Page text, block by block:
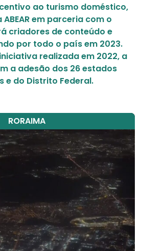
ao turismo doméstico,
em parceria com o
criadores de conteúdo e
por todo o país em 2023.
realizada em 2022, a
a adesão dos 26 estados
e do Distrito Federal.
RORAIMA